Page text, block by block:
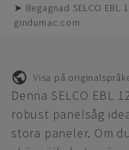
➤ Begagnad SELCO EBL
gindumac.com
Visa på
Denna SELCO EBL
robust panelsåg
stora paneler. Om